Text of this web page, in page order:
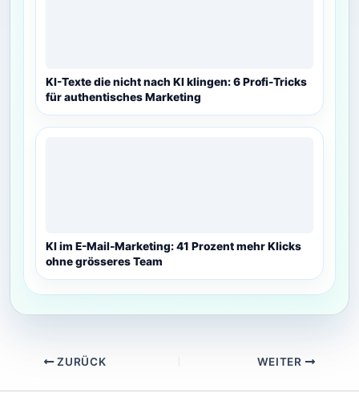
KI-Texte die nicht nach KI klingen: 6 Profi-Tricks
für authentisches Marketing
KI im E-Mail-Marketing: 41 Prozent mehr Klicks
ohne grösseres Team
ZURÜCK WEITER